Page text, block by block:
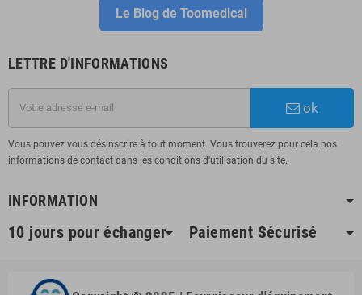
Le Blog de Toomedical
LETTRE D'INFORMATIONS
ok
Vous pouvez vous désinscrire à tout moment. Vous trouverez pour cela nos
informations de contact dans les conditions d'utilisation du site.
INFORMATION
10 jours pour échanger Paiement Sécurisé